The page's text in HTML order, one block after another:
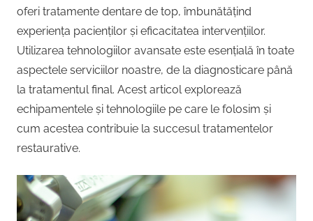
oferi tratamente dentare de top, îmbunătățind
experiența pacienților și eficacitatea intervențiilor.
Utilizarea tehnologiilor avansate este esențială în toate
aspectele serviciilor noastre, de la diagnosticare până
la tratamentul final. Acest articol explorează
echipamentele și tehnologiile pe care le folosim și
cum acestea contribuie la succesul tratamentelor
restaurative.